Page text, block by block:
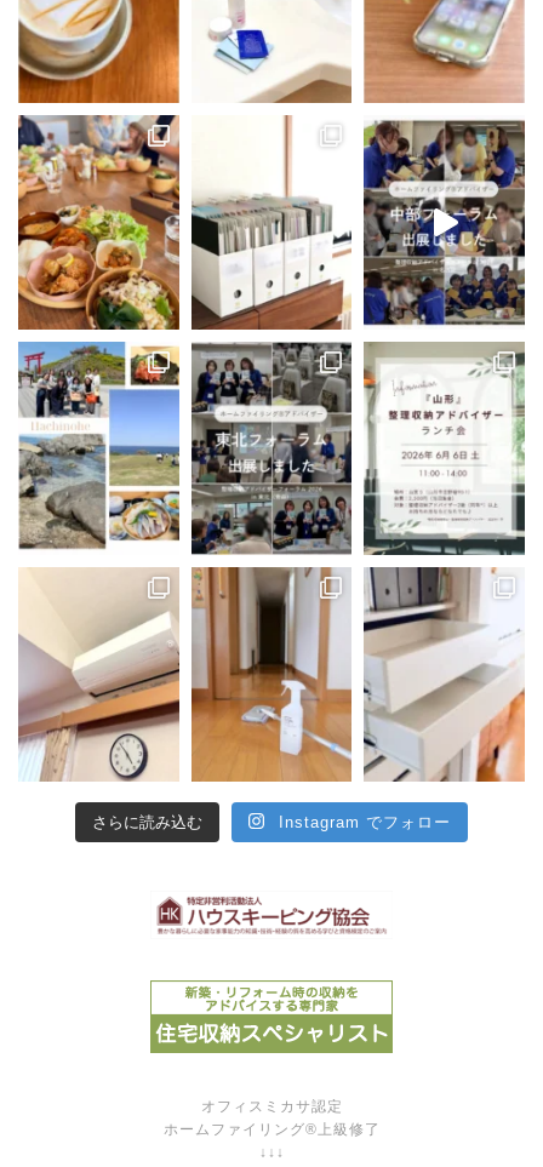
さらに読み込む Instagram でフォロー
オフィスミカサ認定
ホームファイリング®上級修了
↓↓↓